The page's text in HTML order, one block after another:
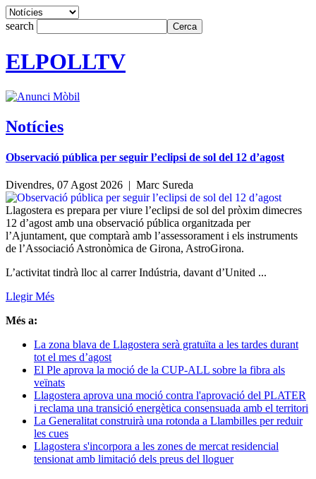
search
ELPOLLTV
Notícies
Observació pública per seguir l’eclipsi de sol del 12 d’agost
Divendres, 07 Agost 2026 | Marc Sureda
Llagostera es prepara per viure l’eclipsi de sol del pròxim dimecres
12 d’agost amb una observació pública organitzada per
l’Ajuntament, que comptarà amb l’assessorament i els instruments
de l’Associació Astronòmica de Girona, AstroGirona.
L’activitat tindrà lloc al carrer Indústria, davant d’United ...
Llegir Més
Més a:
La zona blava de Llagostera serà gratuïta a les tardes durant
tot el mes d’agost
El Ple aprova la moció de la CUP-ALL sobre la fibra als
veïnats
Llagostera aprova una moció contra l'aprovació del PLATER
i reclama una transició energètica consensuada amb el territori
La Generalitat construirà una rotonda a Llambilles per reduir
les cues
Llagostera s'incorpora a les zones de mercat residencial
tensionat amb limitació dels preus del lloguer